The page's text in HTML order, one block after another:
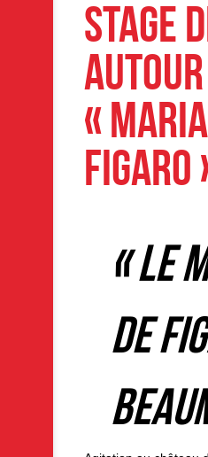
STAGE
«
FIGARO
« Le
de